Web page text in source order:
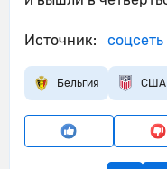
Источник:
Бельгия США